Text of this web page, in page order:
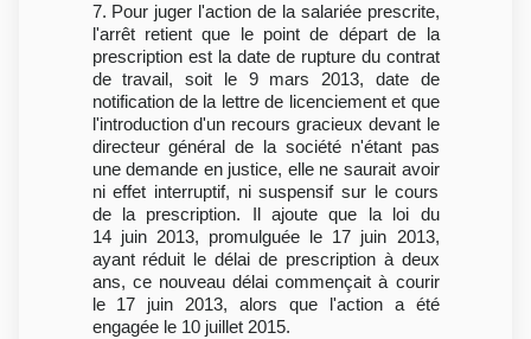
7. Pour juger l'action de la salariée prescrite,
l'arrêt retient que le point de départ de la
prescription est la date de rupture du contrat
de travail, soit le 9 mars 2013, date de
notification de la lettre de licenciement et que
l'introduction d'un recours gracieux devant le
directeur général de la société n'étant pas
une demande en justice, elle ne saurait avoir
ni effet interruptif, ni suspensif sur le cours
de la prescription. Il ajoute que la loi du
14 juin 2013, promulguée le 17 juin 2013,
ayant réduit le délai de prescription à deux
ans, ce nouveau délai commençait à courir
le 17 juin 2013, alors que l'action a été
engagée le 10 juillet 2015.